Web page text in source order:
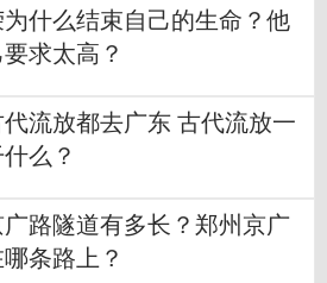
什么结束自己的生命？他
求太高？
流放都去广东 古代流放一
么？
路隧道有多长？郑州京广
条路上？